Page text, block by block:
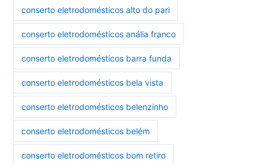
conserto eletrodomésticos alto do pari
conserto eletrodomésticos anália franco
conserto eletrodomésticos barra funda
conserto eletrodomésticos bela vista
conserto eletrodomésticos belenzinho
conserto eletrodomésticos belém
conserto eletrodomésticos bom retiro